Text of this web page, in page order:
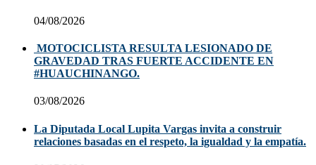
04/08/2026
MOTOCICLISTA RESULTA LESIONADO DE
GRAVEDAD TRAS FUERTE ACCIDENTE EN
#HUAUCHINANGO.
03/08/2026
La Diputada Local Lupita Vargas invita a construir
relaciones basadas en el respeto, la igualdad y la empatía.